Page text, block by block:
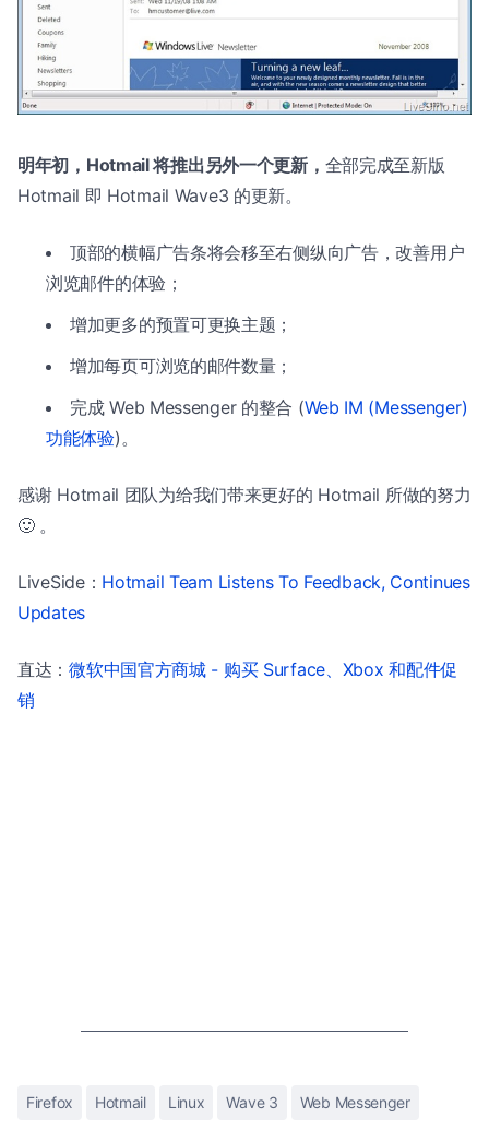
明年初，Hotmail 将推出另外一个更新， 全部完成至新版
Hotmail 即 Hotmail Wave3 的更新。
顶部的横幅广告条将会移至右侧纵向广告，改善用户
浏览邮件的体验；
增加更多的预置可更换主题；
增加每页可浏览的邮件数量；
完成 Web Messenger 的整合 (Web IM (Messenger)
功能体验)。
感谢 Hotmail 团队为给我们带来更好的 Hotmail 所做的努力
🙂 。
LiveSide： Hotmail Team Listens To Feedback, Continues
Updates
直达：微软中国官方商城 - 购买 Surface、Xbox 和配件促
销
Firefox Hotmail Linux Wave 3 Web Messenger